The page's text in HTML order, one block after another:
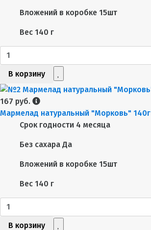
Вложений в коробке 15шт
Вес 140 г
В корзину
167 руб.
Мармелад натуральный "Морковь" 140г
Срок годности 4 месяца
Без сахара Да
Вложений в коробке 15шт
Вес 140 г
В корзину